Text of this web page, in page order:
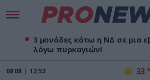
3 μονάδες κάτω η ΝΔ σε μια
λόγω πυρκαγιών!
08 08 12:53 33 o